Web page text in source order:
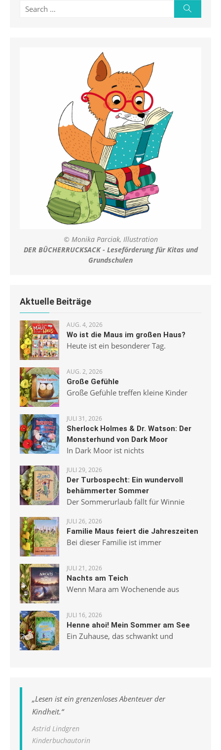
Search
© Monika Parciak, Illustration
DER BÜCHERRUCKSACK - Leseförderung für Kitas und
Grundschulen
Aktuelle Beiträge
AUG. 4, 2026
Wo ist die Maus im großen Haus?
Heute ist ein besonderer Tag.
AUG. 2, 2026
Große Gefühle
Große Gefühle treffen kleine Kinder
JULI 31, 2026
Sherlock Holmes & Dr. Watson: Der
Monsterhund von Dark Moor
In Dark Moor ist nichts
JULI 29, 2026
Der Turbospecht: Ein wundervoll
behämmerter Sommer
Der Sommerurlaub fällt für Winnie
JULI 26, 2026
Familie Maus feiert die Jahreszeiten
Bei dieser Familie ist immer
JULI 21, 2026
Nachts am Teich
Wenn Mara am Wochenende aus
JULI 16, 2026
Henne ahoi! Mein Sommer am See
Ein Zuhause, das schwankt und
„Lesen ist ein grenzenloses Abenteuer der
Kindheit.“
Astrid Lindgren
Kinderbuchautorin